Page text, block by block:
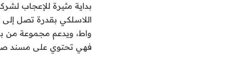
فهي تحتوي على مسند